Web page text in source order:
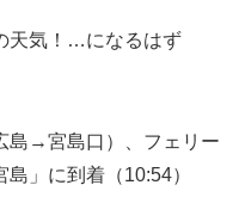
天気！…になるはず
島→宮島口）、フェリー
」に到着（10:54）